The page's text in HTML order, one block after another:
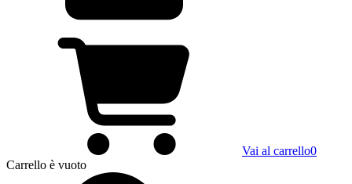
Vai al carrello0
Carrello è vuoto